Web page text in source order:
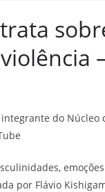
do Núcleo
por Flávio